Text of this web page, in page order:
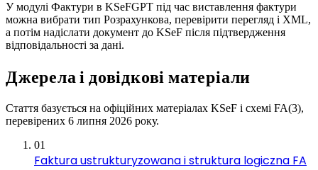
У модулі Фактури в KSeFGPT під час виставлення фактури
можна вибрати тип Розрахункова, перевірити перегляд і XML,
а потім надіслати документ до KSeF після підтвердження
відповідальності за дані.
Джерела і довідкові матеріали
Стаття базується на офіційних матеріалах KSeF і схемі FA(3),
перевірених 6 липня 2026 року.
01
Faktura ustrukturyzowana i struktura logiczna FA